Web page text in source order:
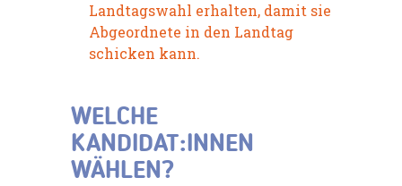
Landtagswahl erhalten, damit sie
Abgeordnete in den Landtag
schicken kann.
WELCHE
KANDIDAT:INNEN
WÄHLEN?